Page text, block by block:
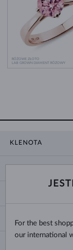
RÓŻOWE ZŁOTO
LAB GROWN DIAMENT RÓŻOWY
KLENOTA
DOSTAWA I PŁATNOŚĆ
WYBÓR OBRĄCZEK
CERTYFIKATY
ROZMIARY I TYPY
ROZMIARY
Polska
For the best
our international